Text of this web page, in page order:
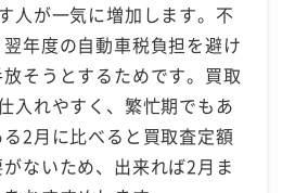
人が一気に増加します。不
年度の自動車税負担を避け
そうとするためです。買取
入れやすく、繁忙期でもあ
2月に比べると買取査定額
ないため、出来れば2月ま